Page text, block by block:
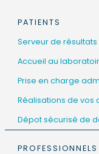
PATIENTS
Serveur de résultats
Accueil au
Prise en charge
Réalisations de vos
Dépot sécurisé de